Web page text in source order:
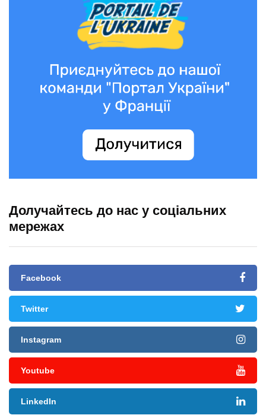
Долучайтесь до нас у соціальних
мережах
Facebook
Twitter
Instagram
Youtube
LinkedIn